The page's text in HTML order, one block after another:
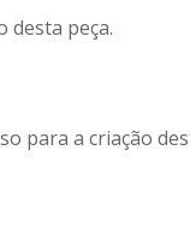
desta peça.
para a criação